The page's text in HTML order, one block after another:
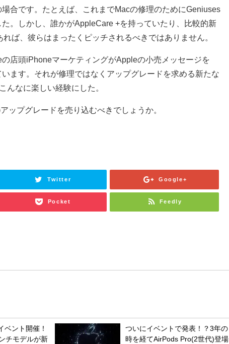
合です。たとえば、これまでMacの修理のためにGeniuses
。しかし、誰かがAppleCare +を持っていたり、比較的新
ば、彼らはまったくピッチされるべきではありません。
店頭iPhoneマーケティングがAppleの小売メッセージを
います。それが修理ではなくアップグレードを求める新たな
んなに楽しい経験にした。
ップグレードを売り込むべきでしょうか。
Twitter Google+
Pocket Feedly
ベント開催！
チモデルが新
ついにイベントで発表！？3年の
時を経てAirPods Pro(2世代)登場